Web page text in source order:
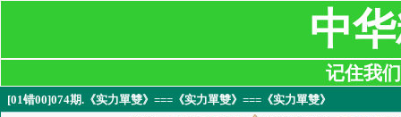
中
记住我
[01错00]074期.《实力單雙》===《实力單雙》===《实力單雙》